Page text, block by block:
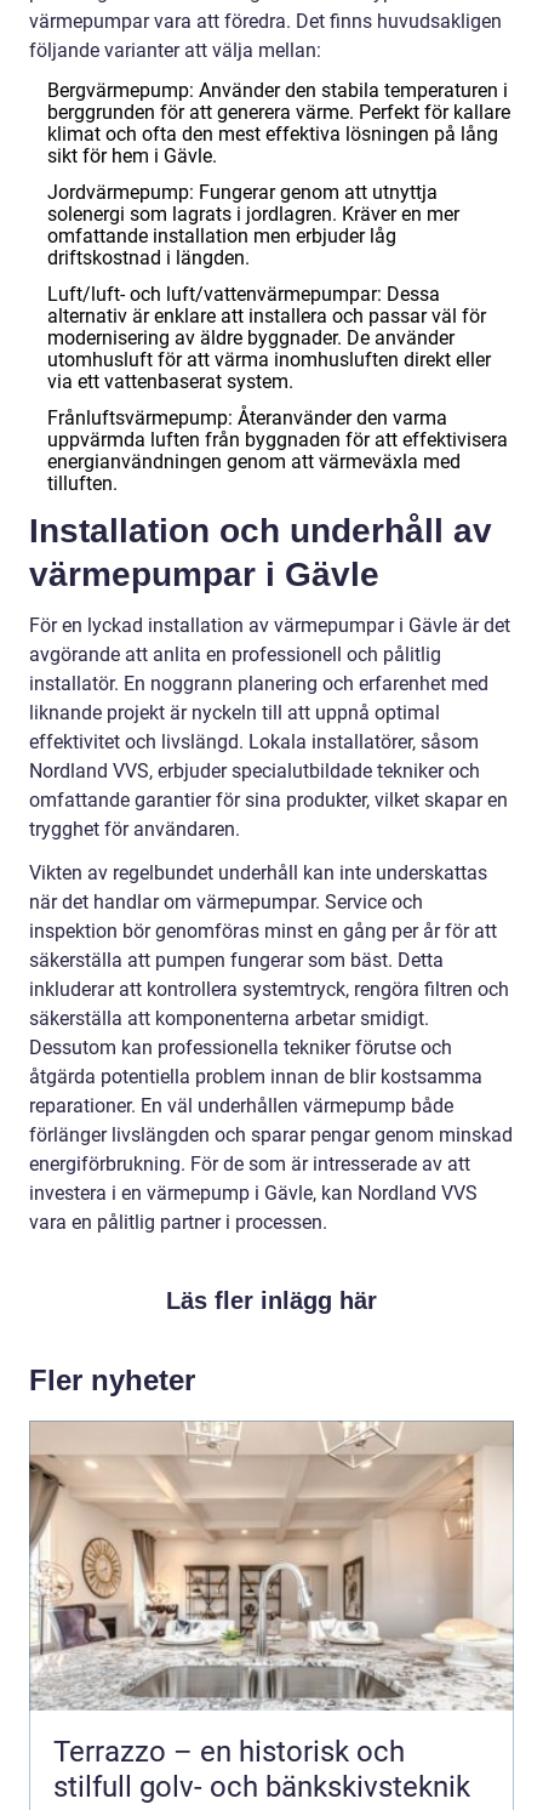
värmepumpar vara att föredra. Det finns huvudsakligen
följande varianter att välja mellan:
Bergvärmepump: Använder den stabila temperaturen i
berggrunden för att generera värme. Perfekt för kallare
klimat och ofta den mest effektiva lösningen på lång
sikt för hem i Gävle.
Jordvärmepump: Fungerar genom att utnyttja
solenergi som lagrats i jordlagren. Kräver en mer
omfattande installation men erbjuder låg
driftskostnad i längden.
Luft/luft- och luft/vattenvärmepumpar: Dessa
alternativ är enklare att installera och passar väl för
modernisering av äldre byggnader. De använder
utomhusluft för att värma inomhusluften direkt eller
via ett vattenbaserat system.
Frånluftsvärmepump: Återanvänder den varma
uppvärmda luften från byggnaden för att effektivisera
energianvändningen genom att värmeväxla med
tilluften.
Installation och underhåll av
värmepumpar i Gävle
För en lyckad installation av värmepumpar i Gävle är det
avgörande att anlita en professionell och pålitlig
installatör. En noggrann planering och erfarenhet med
liknande projekt är nyckeln till att uppnå optimal
effektivitet och livslängd. Lokala installatörer, såsom
Nordland VVS, erbjuder specialutbildade tekniker och
omfattande garantier för sina produkter, vilket skapar en
trygghet för användaren.
Vikten av regelbundet underhåll kan inte underskattas
när det handlar om värmepumpar. Service och
inspektion bör genomföras minst en gång per år för att
säkerställa att pumpen fungerar som bäst. Detta
inkluderar att kontrollera systemtryck, rengöra filtren och
säkerställa att komponenterna arbetar smidigt.
Dessutom kan professionella tekniker förutse och
åtgärda potentiella problem innan de blir kostsamma
reparationer. En väl underhållen värmepump både
förlänger livslängden och sparar pengar genom minskad
energiförbrukning. För de som är intresserade av att
investera i en värmepump i Gävle, kan Nordland VVS
vara en pålitlig partner i processen.
Läs fler inlägg här
Fler nyheter
Terrazzo – en historisk och
stilfull golv- och bänkskivsteknik